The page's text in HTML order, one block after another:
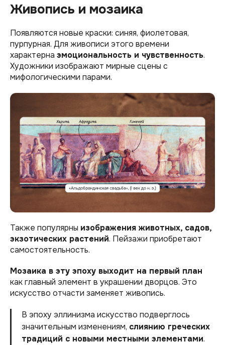
Живопись и мозаика
Появляются новые краски: синяя, фиолетовая,
пурпурная. Для живописи этого времени
характерна эмоциональность и чувственность.
Художники изображают мирные сцены с
мифологическими парами.
Также популярны изображения животных, садов,
экзотических растений. Пейзажи приобретают
самостоятельность.
Мозаика в эту эпоху выходит на первый план
как главный элемент в украшении дворцов. Это
искусство отчасти заменяет живопись.
В эпоху эллинизма искусство подверглось
значительным изменениям, слиянию греческих
традиций с новыми местными элементами.